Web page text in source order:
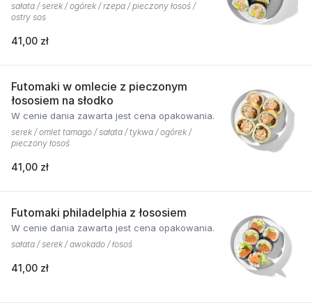
sałata / serek / ogórek / rzepa / pieczony łosoś /
ostry sos
41,00 zł
Futomaki w omlecie z pieczonym
łososiem na słodko
W cenie dania zawarta jest cena opakowania.
serek / omlet tamago / sałata / tykwa / ogórek /
pieczony łosoś
41,00 zł
Futomaki philadelphia z łososiem
W cenie dania zawarta jest cena opakowania.
sałata / serek / awokado / łosoś
41,00 zł